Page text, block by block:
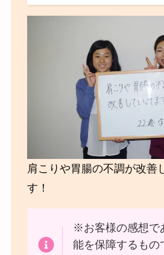
肩こりや胃腸の不調が改善
す！
※お客様の感想で
能を保障するもの